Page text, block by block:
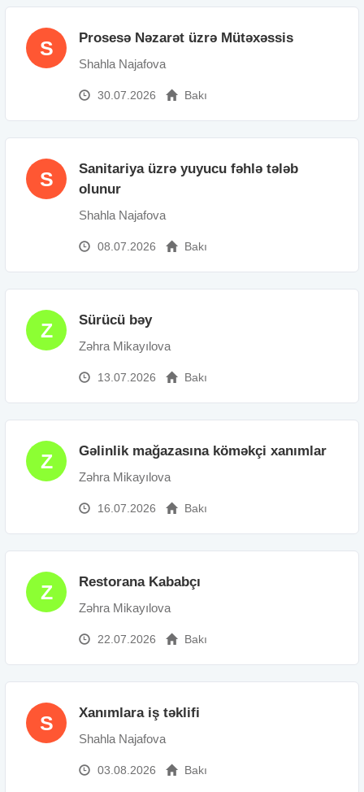
S Prosesə Nəzarət üzrə Mütəxəssis
Shahla Najafova
30.07.2026 Bakı
S
Sanitariya üzrə yuyucu fəhlə tələb
olunur
Shahla Najafova
08.07.2026 Bakı
Z Sürücü bəy
Zəhra Mikayılova
13.07.2026 Bakı
Z Gəlinlik mağazasına köməkçi xanımlar
Zəhra Mikayılova
16.07.2026 Bakı
Z Restorana Kababçı
Zəhra Mikayılova
22.07.2026 Bakı
S Xanımlara iş təklifi
Shahla Najafova
03.08.2026 Bakı